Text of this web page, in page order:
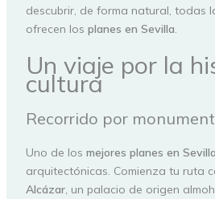
descubrir, de forma natural, todas
ofrecen los planes en Sevilla
Un viaje por la
cultura
Recorrido por
Uno de los mejores planes en Sevilla
arquitectónicas. Comienza tu ruta
Alcázar, un palacio de origen